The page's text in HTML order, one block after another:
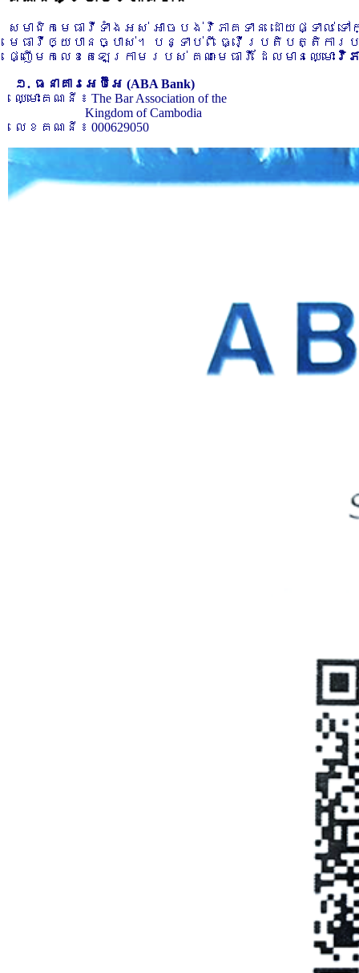
សមាជិកមេធាវីទាំងអស់ អាចបង់វិភាគទាន ដោយផ្ទាល់
មេធាវីឲ្យបានច្បាស់។ បន្ទាប់ពី ធ្វើប្រតិបត្តិកា
ផ្ញើមកលេខតេឡេក្រាមរបស់ គណៈមេធាវី ដែលមានឈ្មោះ វិភ
១. ធនាគារអេប៊ីអេ (ABA Bank)
ឈ្មោះគណនី ៖ The Bar Association of the
Kingdom of Cambodia
លេខគណនី ៖ 000629050